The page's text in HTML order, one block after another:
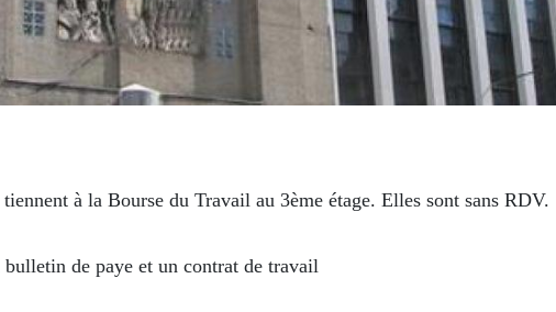
tiennent à la Bourse du Travail au 3ème étage. Elles sont sans RDV.
bulletin de paye et un contrat de travail